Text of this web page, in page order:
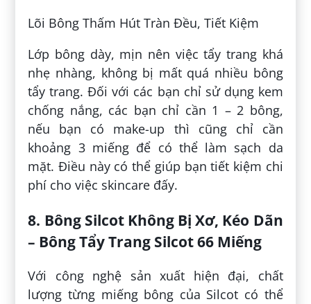
Lõi Bông Thấm Hút Tràn Đều, Tiết Kiệm
Lớp bông dày, mịn nên việc tẩy trang khá
nhẹ nhàng, không bị mất quá nhiều bông
tẩy trang. Đối với các bạn chỉ sử dụng kem
chống nắng, các bạn chỉ cần 1 – 2 bông,
nếu bạn có make-up thì cũng chỉ cần
khoảng 3 miếng để có thể làm sạch da
mặt. Điều này có thể giúp bạn tiết kiệm chi
phí cho việc skincare đấy.
8. Bông Silcot Không Bị Xơ, Kéo Dãn
– Bông Tẩy Trang Silcot 66 Miếng
Với công nghệ sản xuất hiện đại, chất
lượng từng miếng bông của Silcot có thể